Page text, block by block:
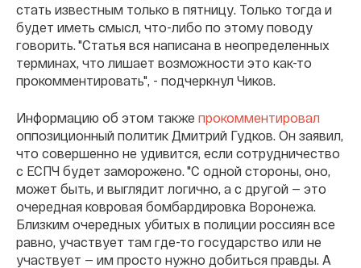
стать известным только в пятницу. Только тогда и
будет иметь смысл, что-либо по этому поводу
говорить. "Статья вся написана в неопределенных
терминах, что лишает возможности это как-то
прокомментировать", - подчеркнул Чиков.
Информацию об этом также прокомментировал
оппозиционный политик Дмитрий Гудков. Он заявил,
что совершенно не удивится, если сотрудничество
с ЕСПЧ будет заморожено. "С одной стороны, оно,
может быть, и выглядит логично, а с другой — это
очередная ковровая бомбардировка Воронежа.
Близким очередных убитых в полиции россиян все
равно, участвует там где-то государство или не
участвует — им просто нужно добиться правды. А